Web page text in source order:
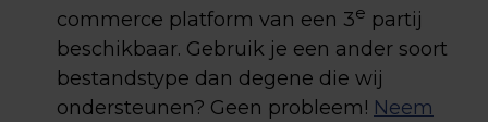
commerce platform van een 3e partij
beschikbaar. Gebruik je een ander soort
bestandstype dan degene die wij
ondersteunen? Geen probleem! Neem